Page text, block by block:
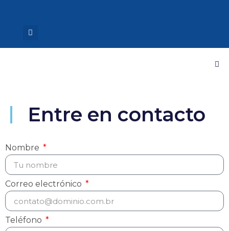
Entre en contacto
Nombre
Correo electrónico
Teléfono